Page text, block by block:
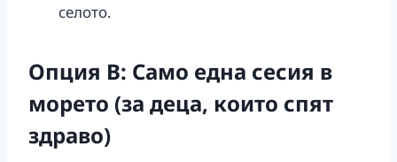
селото.
Опция B: Само една сесия в
морето (за деца, които спят
здраво)